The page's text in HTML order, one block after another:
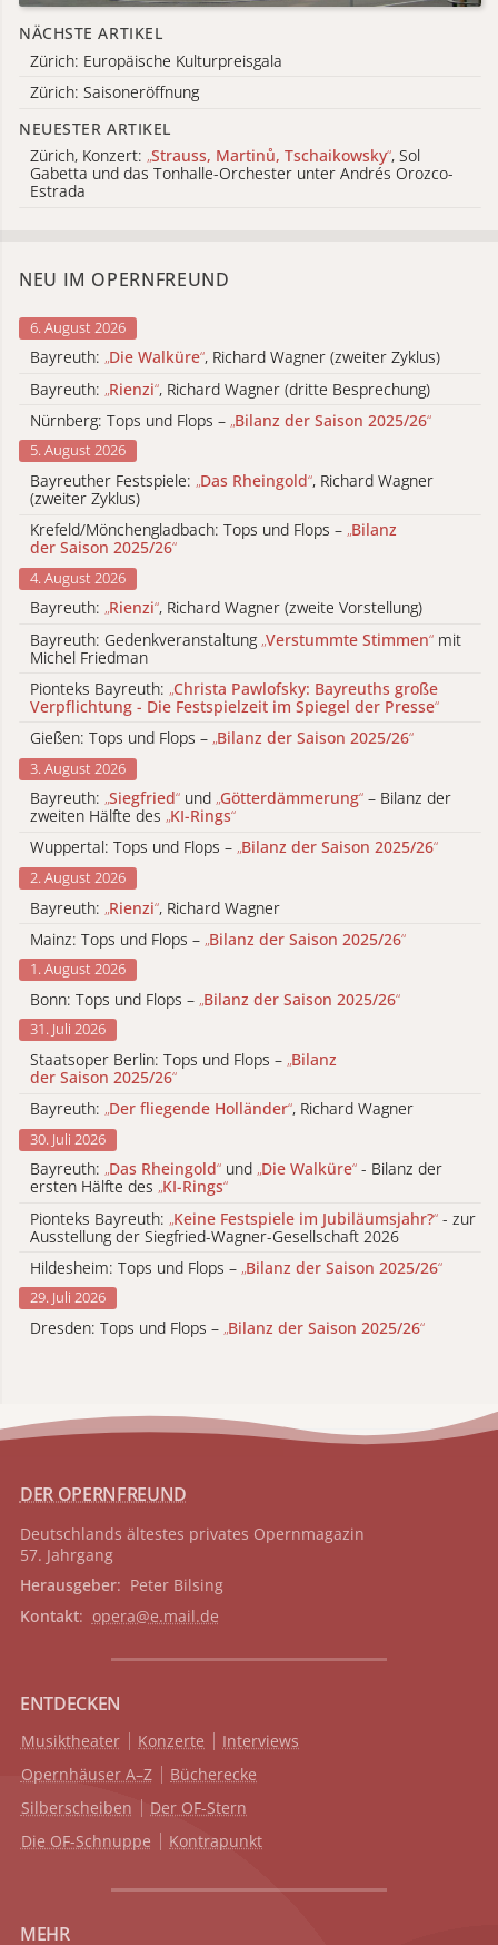
NÄCHSTE ARTIKEL
Zürich: Europäische Kulturpreisgala
Zürich: Saisoneröffnung
NEUESTER ARTIKEL
Zürich, Konzert: „Strauss, Martinů, Tschaikowsky“, Sol
Gabetta und das Tonhalle-Orchester unter Andrés Orozco-
Estrada
NEU IM OPERNFREUND
6. August 2026
Bayreuth: „Die Walküre“, Richard Wagner (zweiter Zyklus)
Bayreuth: „Rienzi“, Richard Wagner (dritte Besprechung)
Nürnberg: Tops und Flops – „Bilanz der Saison 2025/26“
5. August 2026
Bayreuther Festspiele: „Das Rheingold“, Richard Wagner
(zweiter Zyklus)
Krefeld/Mönchengladbach: Tops und Flops – „Bilanz
der Saison 2025/26“
4. August 2026
Bayreuth: „Rienzi“, Richard Wagner (zweite Vorstellung)
Bayreuth: Gedenkveranstaltung „Verstummte Stimmen“ mit
Michel Friedman
Pionteks Bayreuth: „Christa Pawlofsky: Bayreuths große
Verpflichtung - Die Festspielzeit im Spiegel der Presse“
Gießen: Tops und Flops – „Bilanz der Saison 2025/26“
3. August 2026
Bayreuth: „Siegfried“ und „Götterdämmerung“ – Bilanz der
zweiten Hälfte des „KI-Rings“
Wuppertal: Tops und Flops – „Bilanz der Saison 2025/26“
2. August 2026
Bayreuth: „Rienzi“, Richard Wagner
Mainz: Tops und Flops – „Bilanz der Saison 2025/26“
1. August 2026
Bonn: Tops und Flops – „Bilanz der Saison 2025/26“
31. Juli 2026
Staatsoper Berlin: Tops und Flops – „Bilanz
der Saison 2025/26“
Bayreuth: „Der fliegende Holländer“, Richard Wagner
30. Juli 2026
Bayreuth: „Das Rheingold“ und „Die Walküre“ - Bilanz der
ersten Hälfte des „KI-Rings“
Pionteks Bayreuth: „Keine Festspiele im Jubiläumsjahr?“ - zur
Ausstellung der Siegfried-Wagner-Gesellschaft 2026
Hildesheim: Tops und Flops – „Bilanz der Saison 2025/26“
29. Juli 2026
Dresden: Tops und Flops – „Bilanz der Saison 2025/26“
DER OPERNFREUND
Deutschlands ältestes privates Opernmagazin
57. Jahrgang
Herausgeber: Peter Bilsing
Kontakt: opera@e.mail.de
ENTDECKEN
Musiktheater Konzerte
Interviews
Opernhäuser A–Z
Bücherecke
Silberscheiben
Der OF-Stern
Die OF-Schnuppe
Kontrapunkt
MEHR